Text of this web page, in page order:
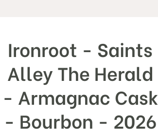
Ironroot - Saints
Alley The Herald
- Armagnac Cask
- Bourbon - 2026